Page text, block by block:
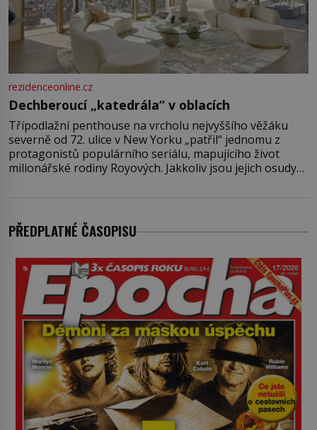
rezidenceonline.cz
Dechberoucí „katedrála“ v oblacích
Třípodlažní penthouse na vrcholu nejvyššího věžáku
severně od 72. ulice v New Yorku „patřil“ jednomu z
protagonistů populárního seriálu, mapujícího život
milionářské rodiny Royových. Jakkoliv jsou jejich osudy
jenom jednou z nemovitostí
PŘEDPLATNÉ ČASOPISU